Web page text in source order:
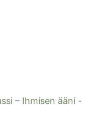
– Ihmisen ääni -